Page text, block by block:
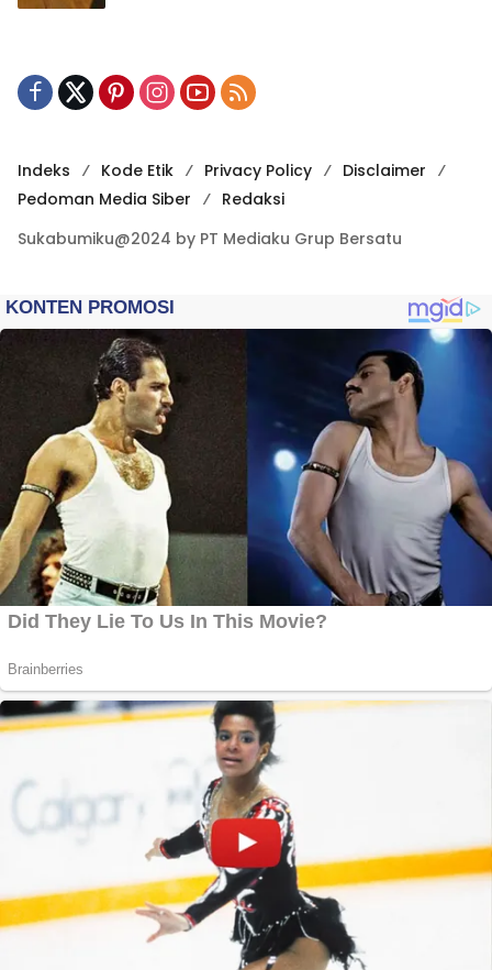
Indeks Kode Etik Privacy Policy
Disclaimer
Pedoman Media Siber
Redaksi
Sukabumiku@2024 by PT Mediaku Grup Bersatu